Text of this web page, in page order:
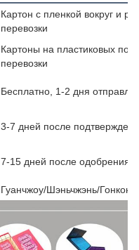
Картон с пленкой вокруг и
перевозки
Картоны на пластиковых
перевозки
Бесплатно, 1-2 дня
3-7 дней после
7-15 дней после одобрения
Гуанчжоу/Шэньчжэнь/Гонконг